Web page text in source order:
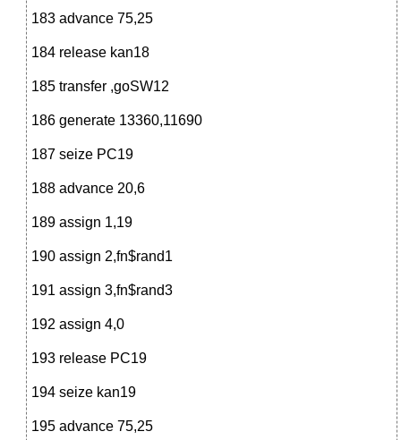
183 advance 75,25
184 release kan18
185 transfer ,goSW12
186 generate 13360,11690
187 seize PC19
188 advance 20,6
189 assign 1,19
190 assign 2,fn$rand1
191 assign 3,fn$rand3
192 assign 4,0
193 release PC19
194 seize kan19
195 advance 75,25